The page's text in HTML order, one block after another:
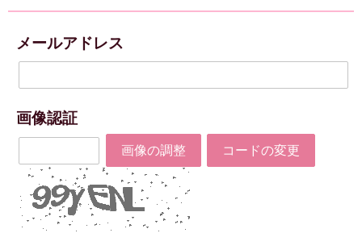
メールアドレス
画像認証
画像の調整 コードの変更